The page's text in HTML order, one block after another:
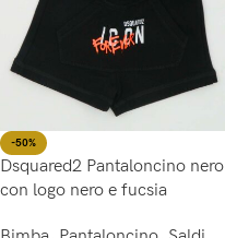
-50%
Dsquared2 Pantaloncino nero
con logo nero e fucsia